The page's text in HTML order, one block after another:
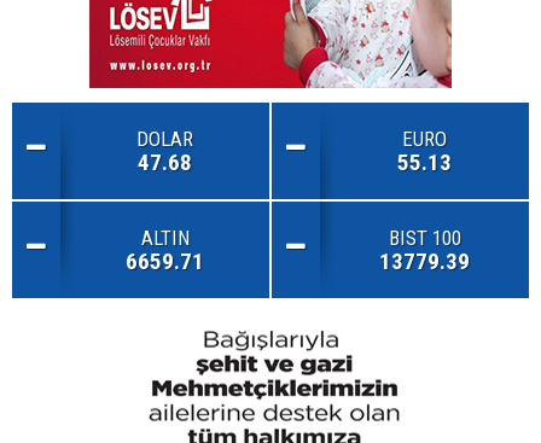
DOLAR
47.68
EURO
55.13
ALTIN
6659.71
BIST 100
13779.39